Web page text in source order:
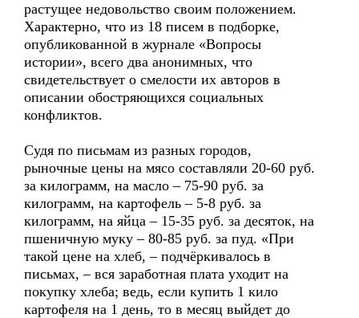
растущее недовольство своим положением.
Характерно, что из 18 писем в подборке,
опубликованной в журнале «Вопросы
истории», всего два анонимных, что
свидетельствует о смелости их авторов в
описании обостряющихся социальных
конфликтов.
Судя по письмам из разных городов,
рыночные цены на мясо составляли 20-60 руб.
за килограмм, на масло – 75-90 руб. за
килограмм, на картофель – 5-8 руб. за
килограмм, на яйца – 15-35 руб. за десяток, на
пшеничную муку – 80-85 руб. за пуд. «При
такой цене на хлеб, – подчёркивалось в
письмах, – вся заработная плата уходит на
покупку хлеба; ведь, если купить 1 кило
картофеля на 1 день, то в месяц выйдет до